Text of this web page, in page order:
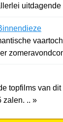
uitdagende
topfilms van
zalen. .. »